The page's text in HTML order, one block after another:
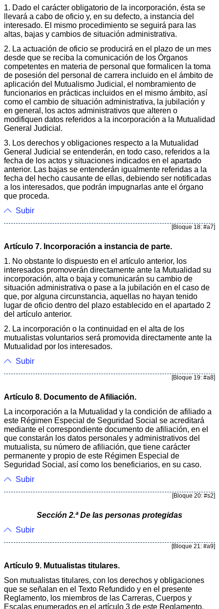
1. Dado el carácter obligatorio de la incorporación, ésta se
llevará a cabo de oficio y, en su defecto, a instancia del
interesado. El mismo procedimiento se seguirá para las
altas, bajas y cambios de situación administrativa.
2. La actuación de oficio se producirá en el plazo de un mes
desde que se reciba la comunicación de los Órganos
competentes en materia de personal que formalicen la toma
de posesión del personal de carrera incluido en el ámbito de
aplicación del Mutualismo Judicial, el nombramiento de
funcionarios en prácticas incluidos en el mismo ámbito, así
como el cambio de situación administrativa, la jubilación y
en general, los actos administrativos que alteren o
modifiquen datos referidos a la incorporación a la Mutualidad
General Judicial.
3. Los derechos y obligaciones respecto a la Mutualidad
General Judicial se entenderán, en todo caso, referidos a la
fecha de los actos y situaciones indicados en el apartado
anterior. Las bajas se entenderán igualmente referidas a la
fecha del hecho causante de ellas, debiendo ser notificadas
a los interesados, que podrán impugnarlas ante el órgano
que proceda.
Subir
[Bloque 18: #a7]
Artículo 7. Incorporación a instancia de parte.
1. No obstante lo dispuesto en el artículo anterior, los
interesados promoverán directamente ante la Mutualidad su
incorporación, alta o baja y comunicarán su cambio de
situación administrativa o pase a la jubilación en el caso de
que, por alguna circunstancia, aquellas no hayan tenido
lugar de oficio dentro del plazo establecido en el apartado 2
del artículo anterior.
2. La incorporación o la continuidad en el alta de los
mutualistas voluntarios será promovida directamente ante la
Mutualidad por los interesados.
Subir
[Bloque 19: #a8]
Artículo 8. Documento de Afiliación.
La incorporación a la Mutualidad y la condición de afiliado a
este Régimen Especial de Seguridad Social se acreditará
mediante el correspondiente documento de afiliación, en el
que constarán los datos personales y administrativos del
mutualista, su número de afiliación, que tiene carácter
permanente y propio de este Régimen Especial de
Seguridad Social, así como los beneficiarios, en su caso.
Subir
[Bloque 20: #s2]
Sección 2.ª De las personas protegidas
Subir
[Bloque 21: #a9]
Artículo 9. Mutualistas titulares.
Son mutualistas titulares, con los derechos y obligaciones
que se señalan en el Texto Refundido y en el presente
Reglamento, los miembros de las Carreras, Cuerpos y
Escalas enumerados en el artículo 3 de este Reglamento,